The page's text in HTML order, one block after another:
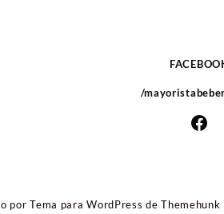
/
por Tema para WordPress de Themehunk